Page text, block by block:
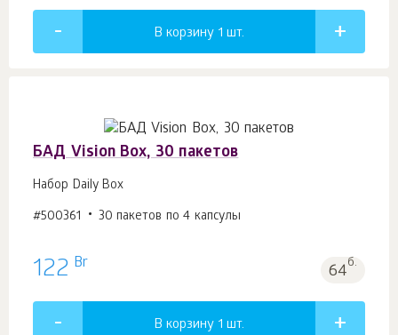
В корзину 1 шт.
БАД Vision Box, 30 пакетов
Набор Daily Box
#500361 30 пакетов по 4 капсулы
122 Br 64б.
В корзину 1 шт.